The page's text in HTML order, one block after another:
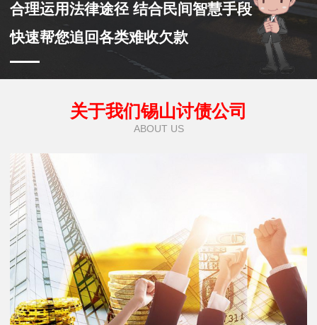
合理运用法律途径 结合民间智慧手段
快速帮您追回各类难收欠款
关于我们锡山讨债公司
ABOUT US